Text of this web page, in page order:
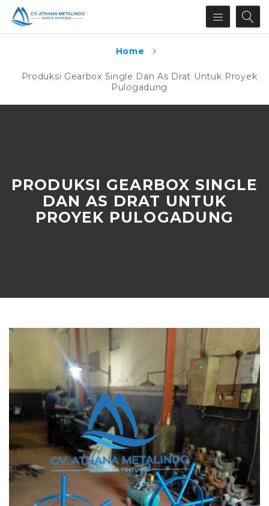
Home
Produksi Gearbox Single Dan As Drat Untuk Proyek
Pulogadung
PRODUKSI GEARBOX SINGLE
DAN AS DRAT UNTUK
PROYEK PULOGADUNG